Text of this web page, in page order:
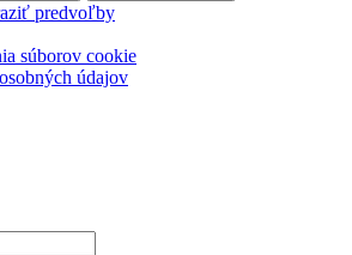
predvoľby
súborov cookie
údajov